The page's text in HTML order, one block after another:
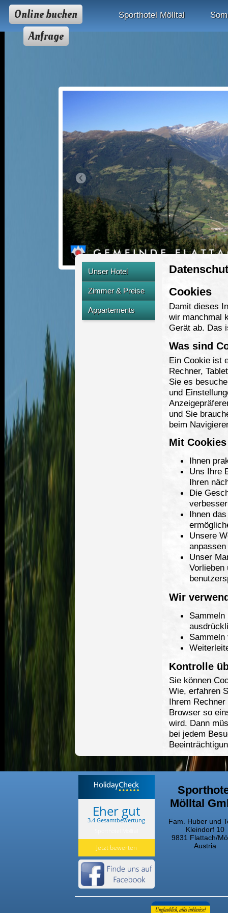
Online buchen
Anfrage
Sporthotel Mölltal
Cookies
Damit dieses
wir manchmal
Gerät ab. Das
Was sind
Ein Cookie ist
Rechner,
Sie es
und
und Sie
beim
Mit
Ihnen
Uns Ihre
Ihren
Die
Ihnen
Unsere
anpassen
Unser
Vorlieben
Wir
Sammeln
Kontrolle
Sie können
Wie, erfahren
Ihrem
Browser so
wird. Dann
bei jedem
Unser Hotel
Übersicht
Ausstattung
Zimmer & Preise
Unsere Zimmer
Appartements
Eher gut
3.4 Gesamtbewertung
Jetzt bewerten
Mölltal
Fam. Huber und
Kleindorf 10
9831 Flattach/
Austria